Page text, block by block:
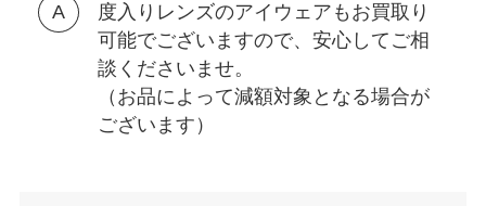
度入りレンズのアイウェアもお買取り
可能でございますので、安心してご相
談くださいませ。
（お品によって減額対象となる場合が
ございます）